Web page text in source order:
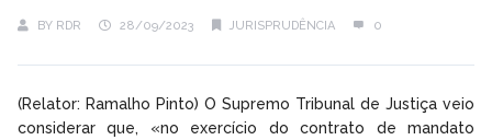
BY RDR 28/09/2023 JURISPRUDÊNCIA 0
(Relator: Ramalho Pinto) O Supremo Tribunal de Justiça veio
considerar que, «no exercício do contrato de mandato